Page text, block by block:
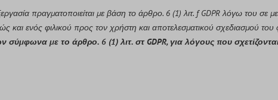
πραγματοποιείται με βάση το άρθρο. 6 (1) λιτ. f GDPR λόγω του σε
και ενός φιλικού προς τον χρήστη και αποτελεσματικού σχεδιασμού
με το άρθρο. 6 (1) λιτ. στ GDPR, για λόγους που